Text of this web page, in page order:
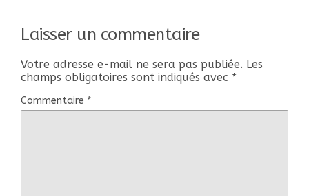
Laisser un commentaire
Votre adresse e-mail ne sera pas publiée. Les
champs obligatoires sont indiqués avec *
Commentaire *